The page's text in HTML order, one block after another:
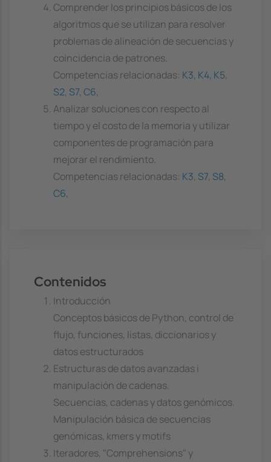
Comprender los principios básicos de los
algoritmos que se utilizan para resolver
problemas de alineación de secuencias y
coincidencia de patrones.
Competencias relacionadas: K3, K4, K5,
S2, S7, C6,
Analizar soluciones con respecto al
tiempo y el costo de la memoria y utilizar
componentes de programación para
mejorar el rendimiento.
Competencias relacionadas: K3, S7, S8,
C6,
Contenidos
Introducción
Conceptos básicos de Python, control de
flujo, funciones, listas, diccionarios y
datos estructurados
Estructuras de datos avanzadas i
manipulación de cadenas.
Secuencias, cadenas y datos genómicos.
Manipulación básica de secuencias
genómicas, kmers y motifs
Iteradores, "Comprehensions" y